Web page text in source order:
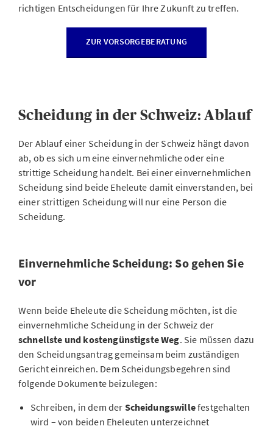
richtigen Entscheidungen für Ihre Zukunft zu treffen.
ZUR VORSORGEBERATUNG
Scheidung in der Schweiz: Ablauf
Der Ablauf einer Scheidung in der Schweiz hängt davon
ab, ob es sich um eine einvernehmliche oder eine
strittige Scheidung handelt. Bei einer einvernehmlichen
Scheidung sind beide Eheleute damit einverstanden, bei
einer strittigen Scheidung will nur eine Person die
Scheidung.
Einvernehmliche Scheidung: So gehen Sie
vor
Wenn beide Eheleute die Scheidung möchten, ist die
einvernehmliche Scheidung in der Schweiz der
schnellste und kostengünstigste Weg. Sie müssen dazu
den Scheidungsantrag gemeinsam beim zuständigen
Gericht einreichen. Dem Scheidungsbegehren sind
folgende Dokumente beizulegen:
Schreiben, in dem der Scheidungswillefestgehalten
wird – von beiden Eheleuten unterzeichnet